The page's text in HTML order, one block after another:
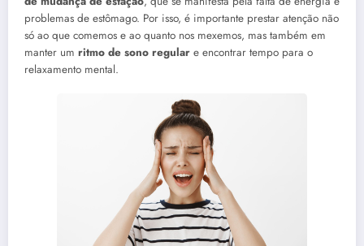
problemas de estômago. Por isso, é importante prestar atenção não
só ao que comemos e ao quanto nos mexemos, mas também em
manter um ritmo de sono regular e encontrar tempo para o
relaxamento mental.